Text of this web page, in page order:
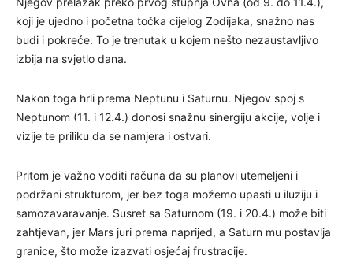
koji je ujedno i početna točka cijelog Zodijaka, snažno nas
budi i pokreće. To je trenutak u kojem nešto nezaustavljivo
izbija na svjetlo dana.
Nakon toga hrli prema Neptunu i Saturnu. Njegov spoj s
Neptunom (11. i 12.4.) donosi snažnu sinergiju akcije, volje i
vizije te priliku da se namjera i ostvari.
Pritom je važno voditi računa da su planovi utemeljeni i
podržani strukturom, jer bez toga možemo upasti u iluziju i
samozavaravanje. Susret sa Saturnom (19. i 20.4.) može biti
zahtjevan, jer Mars juri prema naprijed, a Saturn mu postavlja
granice, što može izazvati osjećaj frustracije.